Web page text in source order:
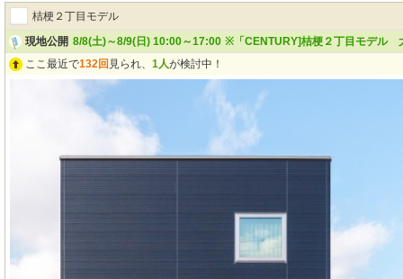
クの鉄骨階段やキッチン、石目のタイル床など「木」を感じさせない、シャー
プな内観。水回りはすべてTOTOで揃え、統一感も◎ ■ 【アクセス良好】 函館
新道から一本中に入った、石川町の中でも新しい区画のひとつ。函館市内はも
ちろん。北斗市や七飯町、函館空港まで車で約15分の距離です。 ■【ご見学い
ただけます】 ご予約優先でご案内させていただいております。予約がない場
合は、あいにくとご案内ができない場合があります。また、事前予約には特典
などありますので予約キャンペーンもお見逃しなく！(※公式HP参照)
桔梗２丁目モデル
現地公開 8/8(土)～8/9(日) 10:00～17:00 ※「CENTURY]桔梗２丁目モデル
ここ最近で132回 見られ、 1人が検討中！